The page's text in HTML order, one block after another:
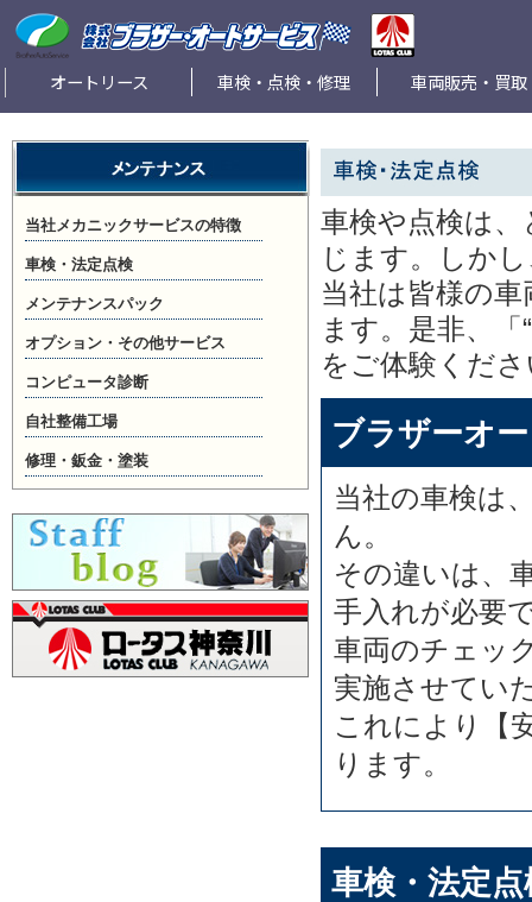
オートリース 車検・点検・修理 車両販売・買取
車検や点検は
じます。しか
当社は皆様の
ます。是非、
をご体験くだ
ブラザーオ
当社の車検は
ん。
その違いは、
手入れが必要
車両のチェッ
実施させてい
これにより【
ります。
車検・法定
当社メカニックサービスの特徴
車検・法定点検
メンテナンスパック
オプション・その他サービス
コンピュータ診断
自社整備工場
修理・鈑金・塗装